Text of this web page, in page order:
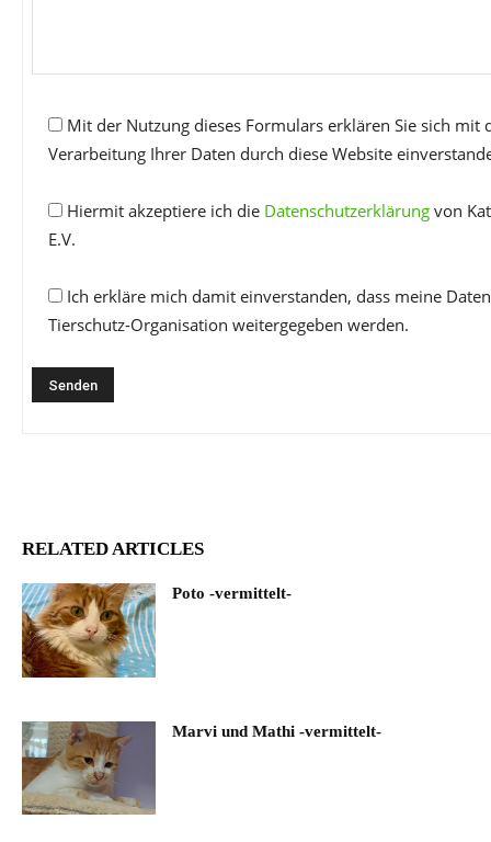
Mit der Nutzung dieses Formulars erklären Sie sich mit
Verarbeitung Ihrer Daten durch diese Website
Hiermit akzeptiere ich die Datenschutzerklärung von
E.V.
Ich erkläre mich damit einverstanden, dass meine
Tierschutz-Organisation weitergegeben werden.
RELATED ARTICLES
Poto -vermittelt-
Marvi und Mathi -vermittelt-